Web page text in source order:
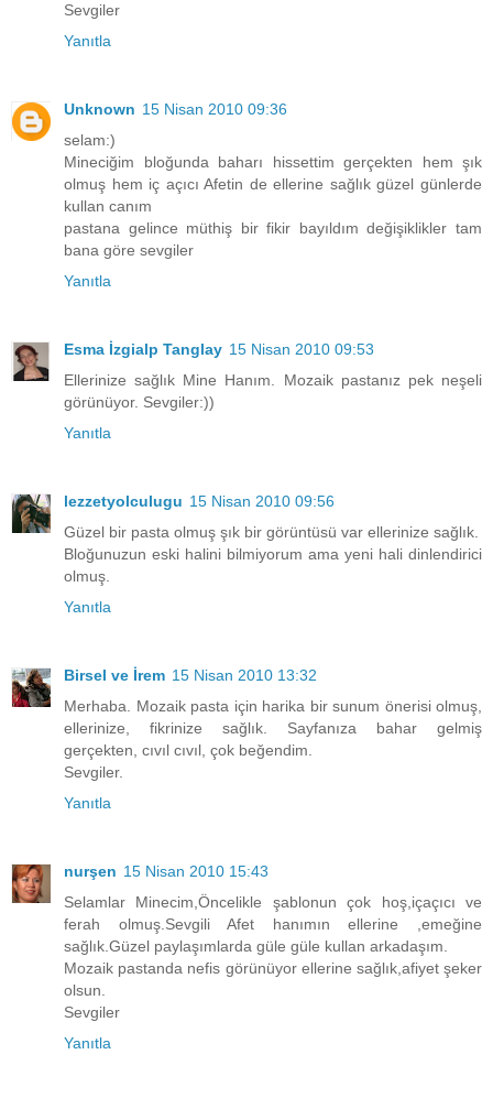
Sevgiler
Yanıtla
Unknown 15 Nisan 2010 09:36
selam:)
Mineciğim bloğunda baharı hissettim gerçekten hem şık
olmuş hem iç açıcı Afetin de ellerine sağlık güzel günlerde
kullan canım
pastana gelince müthiş bir fikir bayıldım değişiklikler tam
bana göre sevgiler
Yanıtla
Esma İzgialp Tanglay 15 Nisan 2010 09:53
Ellerinize sağlık Mine Hanım. Mozaik pastanız pek neşeli
görünüyor. Sevgiler:))
Yanıtla
lezzetyolculugu 15 Nisan 2010 09:56
Güzel bir pasta olmuş şık bir görüntüsü var ellerinize sağlık.
Bloğunuzun eski halini bilmiyorum ama yeni hali dinlendirici
olmuş.
Yanıtla
Birsel ve İrem 15 Nisan 2010 13:32
Merhaba. Mozaik pasta için harika bir sunum önerisi olmuş,
ellerinize, fikrinize sağlık. Sayfanıza bahar gelmiş
gerçekten, cıvıl cıvıl, çok beğendim.
Sevgiler.
Yanıtla
nurşen 15 Nisan 2010 15:43
Selamlar Minecim,Öncelikle şablonun çok hoş,içaçıcı ve
ferah olmuş.Sevgili Afet hanımın ellerine ,emeğine
sağlık.Güzel paylaşımlarda güle güle kullan arkadaşım.
Mozaik pastanda nefis görünüyor ellerine sağlık,afiyet şeker
olsun.
Sevgiler
Yanıtla